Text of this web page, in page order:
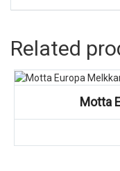
Related
Motta